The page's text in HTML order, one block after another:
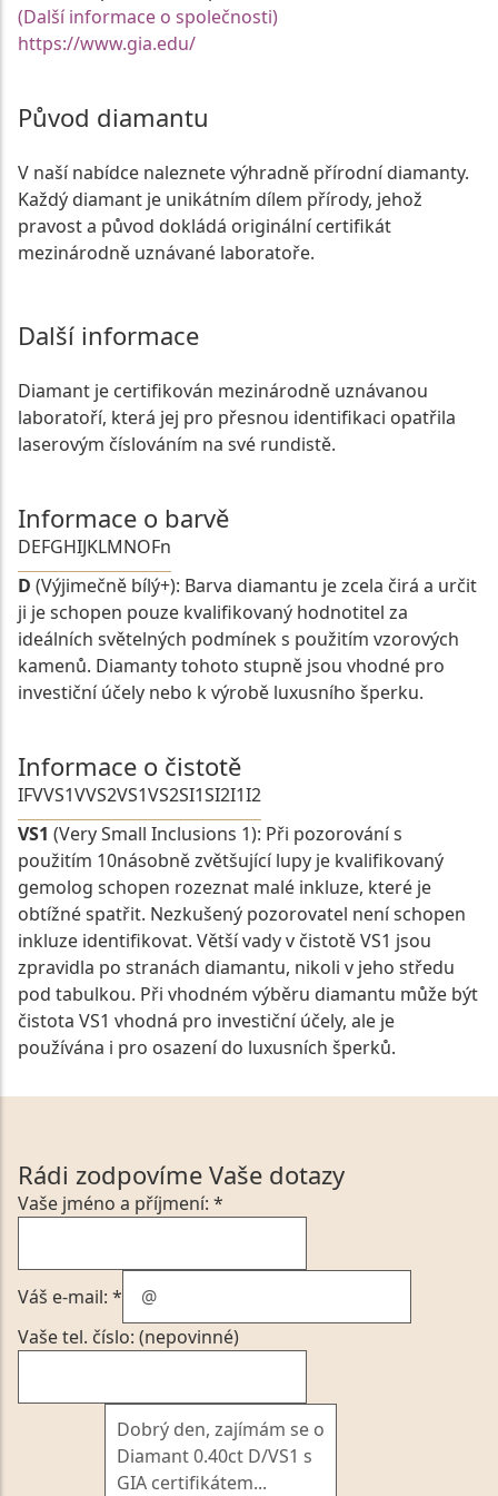
(Další informace o společnosti)
https://www.gia.edu/
Původ diamantu
V naší nabídce naleznete výhradně přírodní diamanty.
Každý diamant je unikátním dílem přírody, jehož
pravost a původ dokládá originální certifikát
mezinárodně uznávané laboratoře.
Další informace
Diamant je certifikován mezinárodně uznávanou
laboratoří, která jej pro přesnou identifikaci opatřila
laserovým číslováním na své rundistě.
Informace o barvě
DEFGHIJKLMNOFn
D (Výjimečně bílý+): Barva diamantu je zcela čirá a určit
ji je schopen pouze kvalifikovaný hodnotitel za
ideálních světelných podmínek s použitím vzorových
kamenů. Diamanty tohoto stupně jsou vhodné pro
investiční účely nebo k výrobě luxusního šperku.
Informace o čistotě
IFVVS1VVS2VS1VS2SI1SI2I1I2
VS1 (Very Small Inclusions 1): Při pozorování s
použitím 10násobně zvětšující lupy je kvalifikovaný
gemolog schopen rozeznat malé inkluze, které je
obtížné spatřit. Nezkušený pozorovatel není schopen
inkluze identifikovat. Větší vady v čistotě VS1 jsou
zpravidla po stranách diamantu, nikoli v jeho středu
pod tabulkou. Při vhodném výběru diamantu může být
čistota VS1 vhodná pro investiční účely, ale je
používána i pro osazení do luxusních šperků.
Rádi zodpovíme Vaše dotazy
Vaše jméno a příjmení: *
Váš e-mail: *
Vaše tel. číslo: (nepovinné)